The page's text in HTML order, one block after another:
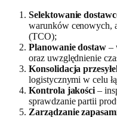
Selektowanie
warunków cenowych,
(TCO);
Planowanie dostaw –
oraz uwzględnienie
Konsolidacja
logistycznymi w celu
Kontrola jakości –
sprawdzanie partii
Zarządzanie